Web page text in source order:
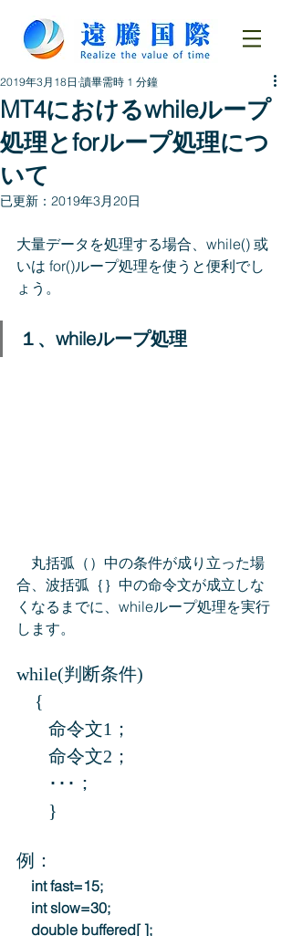
MT4におけるwhileループ
処理とforループ処理につ
いて
2019年3月18日 讀畢需時 1 分鐘
已更新： 2019年3月20日
大量データを処理する場合、while() 或
いは for()ループ処理を使うと便利でし
ょう。
１、whileループ処理
丸括弧（）中の条件が成り立った場
合、波括弧｛｝中の命令文が成立しな
くなるまでに、whileループ処理を実行
します。
while(判断条件)
{
   　命令文1；
   　命令文2；
   　･･･；
   　}
例：
int fast=15;
int slow=30;
double buffered[ ];